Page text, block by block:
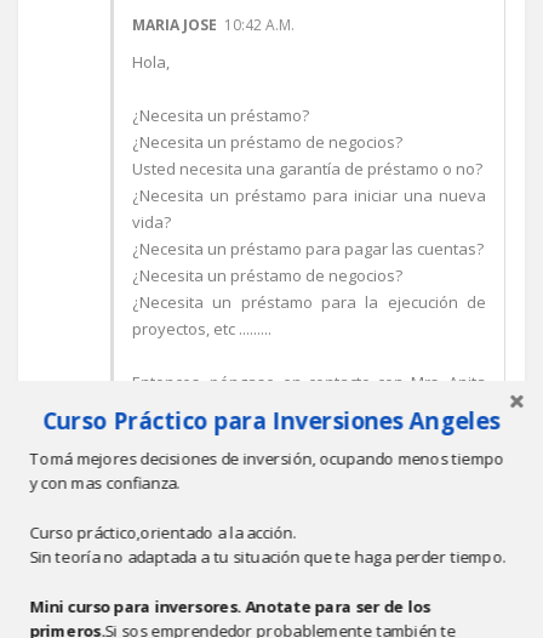
MARIA JOSE 10:42 A.M.
Hola,
¿Necesita un préstamo?
¿Necesita un préstamo de negocios?
Usted necesita una garantía de préstamo o no?
¿Necesita un préstamo para iniciar una nueva
vida?
¿Necesita un préstamo para pagar las cuentas?
¿Necesita un préstamo de negocios?
¿Necesita un préstamo para la ejecución de
proyectos, etc .........
Entonces, póngase en contacto con Mrs. Anita
Maria a través de este e-mail si necesita un
préstamo:
truthfinance@hotmail.com
Oferta de préstamo se aplican ahora!!!
Responder
Curso Práctico para Inversiones Angeles
Tomá mejores decisiones de inversión, ocupando menos tiempo
y con mas confianza.
Curso práctico,orientado a la acción.
Sin teoría no adaptada a tu situación que te haga perder tiempo.
Mini curso para inversores. Anotate para ser de los
primeros.Si sos emprendedor probablemente también te